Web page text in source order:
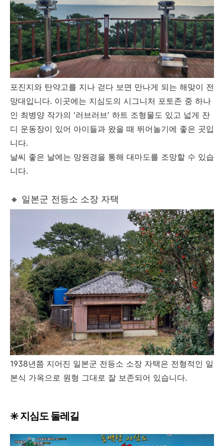
포진지와 탄약고를 지나 걷다 보면 만나게 되는 해맞이 전
망대입니다. 이곳에는 지심도의 시그니처 포토존 중 하나
인 최병양 작가의 '러브러브' 하트 조형물도 있고 넓게 잔
디 운동장이 있어 아이들과 왔을 때 뛰어놀기에 좋은 곳입
니다.
날씨 좋은 날에는 망원경을 통해 대마도를 조망할 수 있습
니다.
🔸 일본군 전등소 소장 자택
1938년쯤 지어진 일본군 전등소 소장 자택은 전형적인 일
본식 가옥으로 원형 그대로 잘 보존되어 있습니다.
✳️ 지심도 둘레길